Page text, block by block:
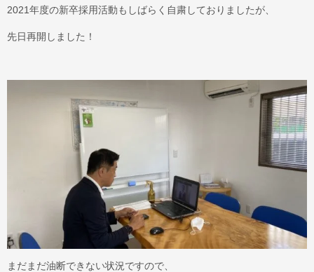
2021年度の新卒採用活動もしばらく自粛しておりましたが、
先日再開しました！
まだまだ油断できない状況ですので、